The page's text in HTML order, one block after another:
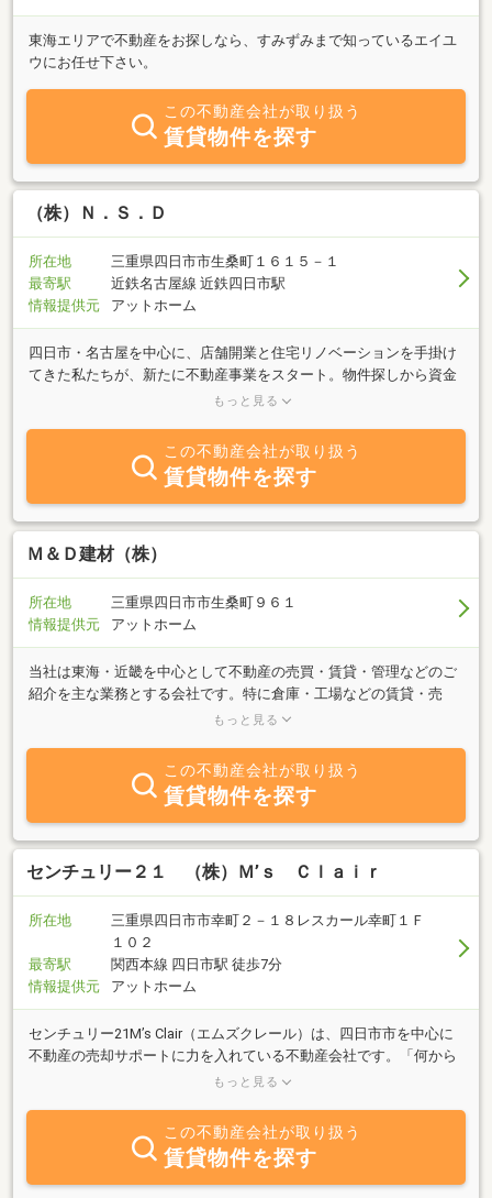
東海エリアで不動産をお探しなら、すみずみまで知っているエイユ
ウにお任せ下さい。
この不動産会社が取り扱う
賃貸物件を探す
（株）Ｎ．Ｓ．Ｄ
所在地
三重県四日市市生桑町１６１５－１
最寄駅
近鉄名古屋線 近鉄四日市駅
情報提供元
アットホーム
四日市・名古屋を中心に、店舗開業と住宅リノベーションを手掛け
てきた私たちが、新たに不動産事業をスタート。物件探しから資金
計画、デザイン、施工までを網羅した「完全ワンストップ体制」が
し、物件探しの段階から「理想の空間が作れるか」「修繕コストは
抑えられるか」を見極められること。これにより、購入後のミスマ
ッチを防ぎ、予算配分を最適化します。さらに、店舗開業における
創業計画作成のサポートや、住宅購入・リフォーム時のローンの借
り換え・最適な資金計画もご相談いただけます。窓口を一本化する
ことで、コストや手間の無駄をなくし、四日市・名古屋で新たな一
ために物件のプロ・資金のプロ・空間のプロとして、あなたの想い
を最初から最後までトータルで支え続けます。
もっと見る
この不動産会社が取り扱う
賃貸物件を探す
Ｍ＆Ｄ建材（株）
所在地
三重県四日市市生桑町９６１
情報提供元
アットホーム
当社は東海・近畿を中心として不動産の売買・賃貸・管理などのご
紹介を主な業務とする会社です。特に倉庫・工場などの賃貸・売
買・管理・メンテナンスを得意としております。古い倉庫・工場の
ひ当社へご連絡ください。豊富な情報力でお客様のご希望に併せた
スピーディな対応を心掛けています。
もっと見る
この不動産会社が取り扱う
賃貸物件を探す
センチュリー２１ （株）Ｍ’ｓ Ｃｌａｉｒ
所在地
三重県四日市市幸町２－１８レスカール幸町１Ｆ
１０２
最寄駅
関西本線 四日市駅 徒歩7分
情報提供元
アットホーム
センチュリー21M’s Clair（エムズクレール）は、四日市市を中心に
不動産の売却サポートに力を入れている不動産会社です。「何から
始めればいいかわからない」「相続した家をどうしたらいい？」
がら、状況整理から売却完了まで一緒に進めます。特に「空き家・
相続不動産・古家（古家付き土地）」の売却は、手続きや判断が多
く不安になりがちです。弊社では、査定価格の提示だけで終わらせ
ず、どう売る？いくらで売る？何から始める？を専門用語をできる
もっと見る
この不動産会社が取り扱う
賃貸物件を探す